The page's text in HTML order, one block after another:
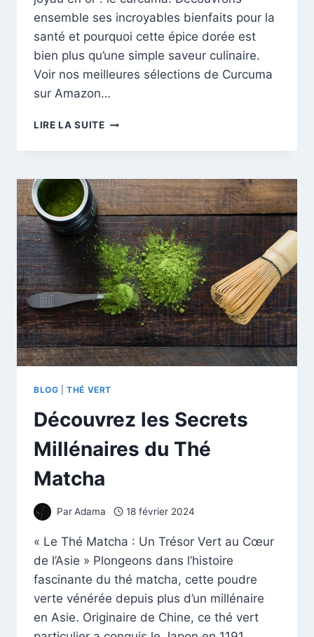
ensemble ses incroyables bienfaits pour la
santé et pourquoi cette épice dorée est
bien plus qu’une simple saveur culinaire.
Voir nos meilleures sélections de Curcuma
sur Amazon…
LIRE LA SUITELE
:
TRÉSOR
DORÉ
POUR
VOTRE
SANTÉ »
BLOG |THÉ VERT
Découvrez les Secrets
Millénaires du Thé
Matcha
ParAdama 18 février 2024
« Le Thé Matcha : Un Trésor Vert au Cœur
de l’Asie » Plongeons dans l’histoire
fascinante du thé matcha, cette poudre
verte vénérée depuis plus d’un millénaire
en Asie. Originaire de Chine, ce thé vert